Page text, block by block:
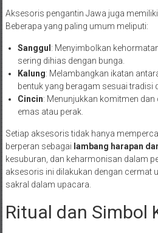
Aksesoris pengantin Jawa juga
Beberapa yang paling umum meliputi:
Sanggul: Menyimbolkan
sering dihias dengan bunga.
Kalung: Melambangkan ikatan
bentuk yang beragam sesuai tradisi
Cincin: Menunjukkan komitmen
emas atau perak.
Setiap aksesoris tidak hanya
berperan sebagai lambang harapan
kesuburan, dan keharmonisan dalam
aksesoris ini dilakukan dengan cermat
sakral dalam upacara.
Ritual dan Simbol